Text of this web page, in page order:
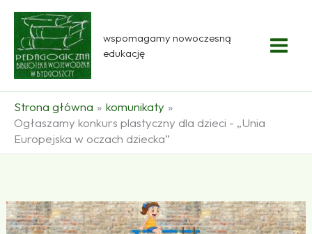
Przejdź
treści
wspomagamy nowoczesną
edukację
Strona główna
komunikaty
Ogłaszamy konkurs plastyczny dla dzieci - „Unia
Europejska w oczach dziecka”